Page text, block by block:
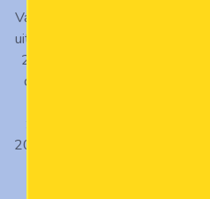
Vanaf 2012 werden de
uitgefaseerd, maar het
2 werd nog wel met dit type
de stellen die rond de
diensten op de TramPlus-
zilvergrijze kleurstelling
2012 heeft de 706 net
gelaten en rijdt de